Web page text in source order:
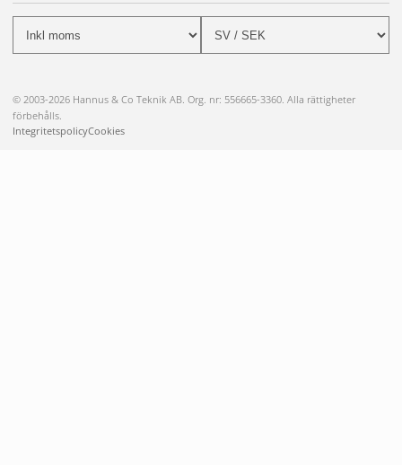
© 2003-2026 Hannus & Co Teknik AB. Org. nr: 556665-3360. Alla rättigheter
förbehålls.
IntegritetspolicyCookies